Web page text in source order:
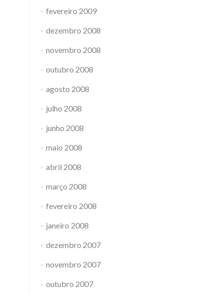
fevereiro 2009
dezembro 2008
novembro 2008
outubro 2008
agosto 2008
julho 2008
junho 2008
maio 2008
abril 2008
março 2008
fevereiro 2008
janeiro 2008
dezembro 2007
novembro 2007
outubro 2007